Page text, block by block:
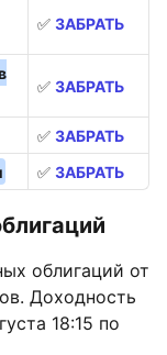
✅ ЗАБРАТЬ
✅ ЗАБРАТЬ
✅ ЗАБРАТЬ
✅ ЗАБРАТЬ
облигаций от
Доходность
18:15 по